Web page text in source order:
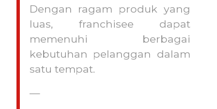
Dengan ragam produk yang
luas, franchisee dapat
memenuhi berbagai
kebutuhan pelanggan dalam
satu tempat.
—